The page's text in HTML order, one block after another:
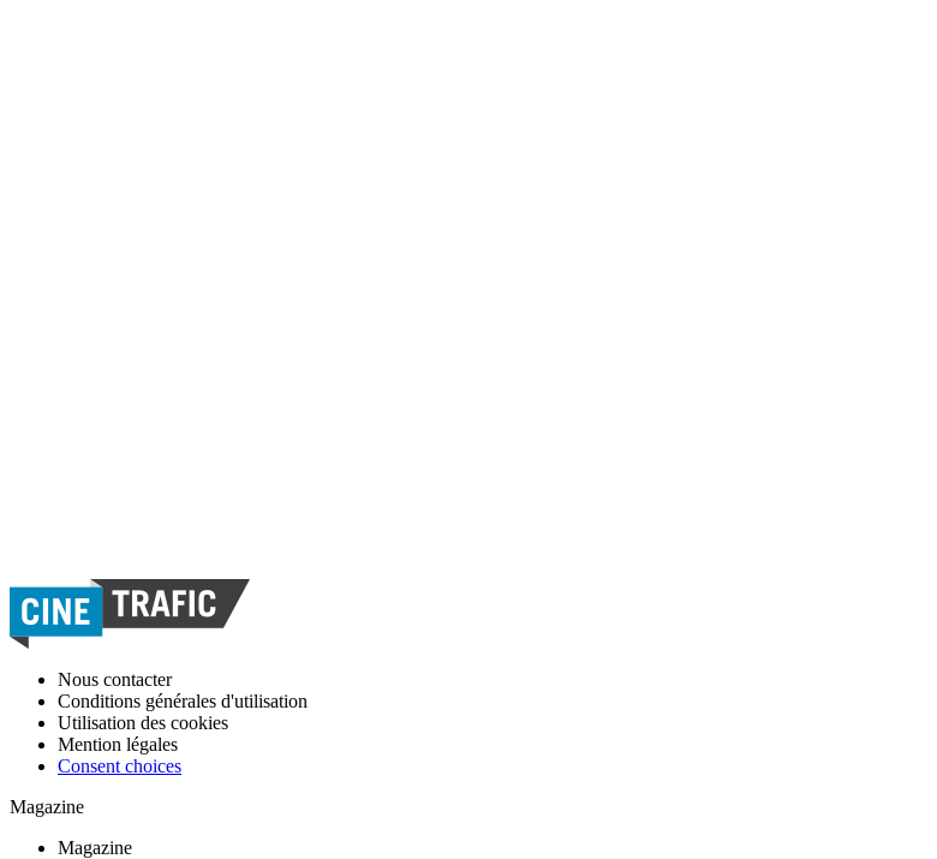
Nous contacter
Conditions générales d'utilisation
Utilisation des cookies
Mention légales
Consent choices
Magazine
Magazine